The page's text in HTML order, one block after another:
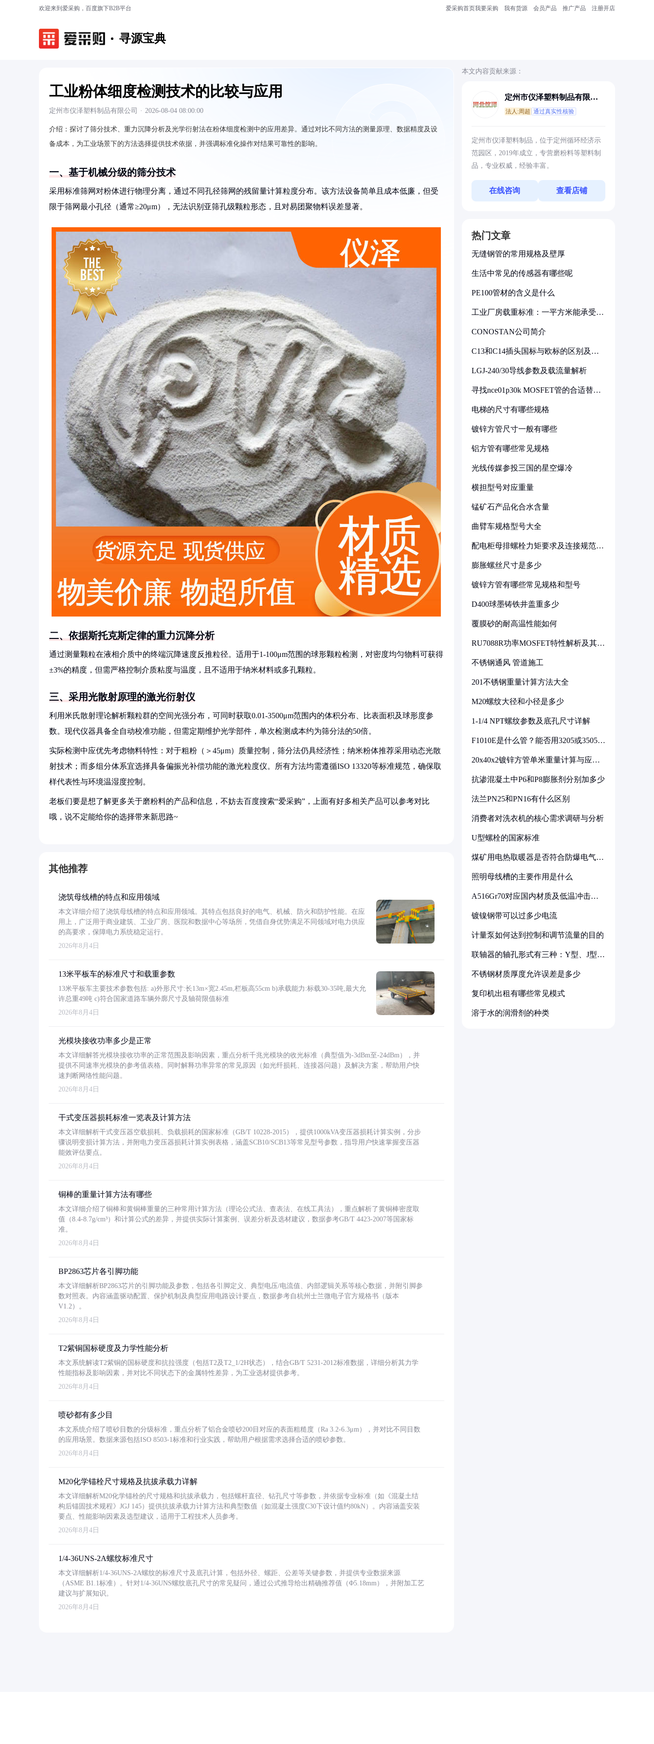
欢迎来到爱采购，百度旗下B2B平台 爱采购首页我要采购 我有货源 会员产品 推广产品 注册开店
寻源宝典
工业粉体细度检测技术的比较与应用
定州市仪泽塑料制品有限公司 · 2026-08-04 08:00:00
介绍： 探讨了筛分技术、重力沉降分析及光学衍射法在粉体细度检测中的应用差异。通过对比不同方法的测量原理、数据精度及设
备成本，为工业场景下的方法选择提供技术依据，并强调标准化操作对结果可靠性的影响。
一、基于机械分级的筛分技术
采用标准筛网对粉体进行物理分离，通过不同孔径筛网的残留量计算粒度分布。该方法设备简单且成本低廉，但受
限于筛网最小孔径（通常≥20μm），无法识别亚筛孔级颗粒形态，且对易团聚物料误差显著。
二、依据斯托克斯定律的重力沉降分析
通过测量颗粒在液相介质中的终端沉降速度反推粒径。适用于1-100μm范围的球形颗粒检测，对密度均匀物料可获得
±3%的精度，但需严格控制介质粘度与温度，且不适用于纳米材料或多孔颗粒。
三、采用光散射原理的激光衍射仪
利用米氏散射理论解析颗粒群的空间光强分布，可同时获取0.01-3500μm范围内的体积分布、比表面积及球形度参
数。现代仪器具备全自动校准功能，但需定期维护光学部件，单次检测成本约为筛分法的50倍。
实际检测中应优先考虑物料特性：对于粗粉（＞45μm）质量控制，筛分法仍具经济性；纳米粉体推荐采用动态光散
射技术；而多组分体系宜选择具备偏振光补偿功能的激光粒度仪。所有方法均需遵循ISO 13320等标准规范，确保取
样代表性与环境温湿度控制。
老板们要是想了解更多关于磨粉料的产品和信息，不妨去百度搜索“爱采购”，上面有好多相关产品可以参考对比
哦，说不定能给你的选择带来新思路~
其他推荐
浇筑母线槽的特点和应用领域
本文详细介绍了浇筑母线槽的特点和应用领域。其特点包括良好的电气、机械、防火和防护性能。在应
用上，广泛用于商业建筑、工业厂房、医院和数据中心等场所，凭借自身优势满足不同领域对电力供应
的高要求，保障电力系统稳定运行。
2026年8月4日
13米平板车的标准尺寸和载重参数
13米平板车主要技术参数包括: a)外形尺寸:长13m×宽2.45m,栏板高55cm b)承载能力:标载30-35吨,最大允
许总重49吨 c)符合国家道路车辆外廓尺寸及轴荷限值标准
2026年8月4日
光模块接收功率多少是正常
本文详细解答光模块接收功率的正常范围及影响因素，重点分析千兆光模块的收光标准（典型值为-3dBm至-24dBm），并
提供不同速率光模块的参考值表格。同时解释功率异常的常见原因（如光纤损耗、连接器问题）及解决方案，帮助用户快
速判断网络性能问题。
2026年8月4日
干式变压器损耗标准一览表及计算方法
本文详细解析干式变压器空载损耗、负载损耗的国家标准（GB/T 10228-2015），提供1000kVA变压器损耗计算实例，分步
骤说明变损计算方法，并附电力变压器损耗计算实例表格，涵盖SCB10/SCB13等常见型号参数，指导用户快速掌握变压器
能效评估要点。
2026年8月4日
铜棒的重量计算方法有哪些
本文详细介绍了铜棒和黄铜棒重量的三种常用计算方法（理论公式法、查表法、在线工具法），重点解析了黄铜棒密度取
值（8.4-8.7g/cm³）和计算公式的差异，并提供实际计算案例、误差分析及选材建议，数据参考GB/T 4423-2007等国家标
准。
2026年8月4日
BP2863芯片各引脚功能
本文详细解析BP2863芯片的引脚功能及参数，包括各引脚定义、典型电压/电流值、内部逻辑关系等核心数据，并附引脚参
数对照表。内容涵盖驱动配置、保护机制及典型应用电路设计要点，数据参考自杭州士兰微电子官方规格书（版本
V1.2）。
2026年8月4日
T2紫铜国标硬度及力学性能分析
本文系统解读T2紫铜的国标硬度和抗拉强度（包括T2及T2_1/2H状态），结合GB/T 5231-2012标准数据，详细分析其力学
性能指标及影响因素，并对比不同状态下的金属特性差异，为工业选材提供参考。
2026年8月4日
喷砂都有多少目
本文系统介绍了喷砂目数的分级标准，重点分析了铝合金喷砂200目对应的表面粗糙度（Ra 3.2-6.3μm），并对比不同目数
的应用场景。数据来源包括ISO 8503-1标准和行业实践，帮助用户根据需求选择合适的喷砂参数。
2026年8月4日
M20化学锚栓尺寸规格及抗拔承载力详解
本文详细解析M20化学锚栓的尺寸规格和抗拔承载力，包括螺杆直径、钻孔尺寸等参数，并依据专业标准（如《混凝土结
构后锚固技术规程》JGJ 145）提供抗拔承载力计算方法和典型数值（如混凝土强度C30下设计值约80kN）。内容涵盖安装
要点、性能影响因素及选型建议，适用于工程技术人员参考。
2026年8月4日
1/4-36UNS-2A螺纹标准尺寸
本文详细解析1/4-36UNS-2A螺纹的标准尺寸及底孔计算，包括外径、螺距、公差等关键参数，并提供专业数据来源
（ASME B1.1标准）。针对1/4-36UNS螺纹底孔尺寸的常见疑问，通过公式推导给出精确推荐值（Φ5.18mm），并附加工艺
建议与扩展知识。
2026年8月4日
本文内容贡献来源：
定州市仪泽塑料制品有限公
法人:周超 通过真实性核验
定州市仪泽塑料制品，位于定州循环经济示
范园区，2019年成立，专营磨粉料等塑料制
品，专业权威，经验丰富。
在线咨询 查看店铺
热门文章
无缝钢管的常用规格及壁厚
生活中常见的传感器有哪些呢
PE100管材的含义是什么
工业厂房载重标准：一平方米能承受多
CONOSTAN公司简介
C13和C14插头国标与欧标的区别及其
LGJ-240/30导线参数及载流量解析
寻找nce01p30k MOSFET管的合适替代
电梯的尺寸有哪些规格
镀锌方管尺寸一般有哪些
铝方管有哪些常见规格
光线传媒参投三国的星空爆冷
横担型号对应重量
锰矿石产品化合水含量
曲臂车规格型号大全
配电柜母排螺栓力矩要求及连接规范详
膨胀螺丝尺寸是多少
镀锌方管有哪些常见规格和型号
D400球墨铸铁井盖重多少
覆膜砂的耐高温性能如何
RU7088R功率MOSFET特性解析及其在
不锈钢通风 管道施工
201不锈钢重量计算方法大全
M20螺纹大径和小径是多少
1-1/4 NPT螺纹参数及底孔尺寸详解
F1010E是什么管？能否用3205或3505代
20x40x2镀锌方管单米重量计算与应用
抗渗混凝土中P6和P8膨胀剂分别加多少
法兰PN25和PN16有什么区别
消费者对洗衣机的核心需求调研与分析
U型螺栓的国家标准
煤矿用电热取暖器是否符合防爆电气设
照明母线槽的主要作用是什么
A516Gr70对应国内材质及低温冲击要
镀镍钢带可以过多少电流
计量泵如何达到控制和调节流量的目的
联轴器的轴孔形式有三种：Y型、J型、
不锈钢材质厚度允许误差是多少
复印机出租有哪些常见模式
溶于水的润滑剂的种类